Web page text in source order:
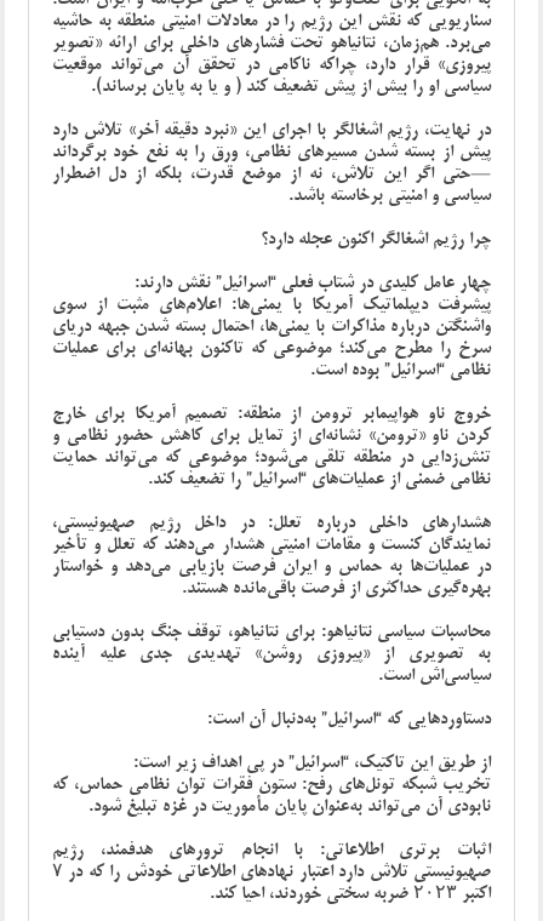
سناریویی که نقش این رژیم را در معادلات امنیتی منطقه به حاشیه
می‌برد. هم‌زمان، نتانیاهو تحت فشارهای داخلی برای ارائه «تصویر
پیروزی» قرار دارد، چراکه ناکامی در تحقق آن می‌تواند موقعیت
سیاسی‌ او را بیش از پیش تضعیف کند ( و یا به پایان برساند).
در نهایت، رژیم اشغالگر با اجرای این «نبرد دقیقه آخر» تلاش دارد
پیش از بسته شدن مسیرهای نظامی، ورق را به نفع خود برگرداند
—حتی اگر این تلاش، نه از موضع قدرت، بلکه از دل اضطرار
سیاسی و امنیتی برخاسته باشد.
چرا رژیم اشغالگر اکنون عجله دارد؟
چهار عامل کلیدی در شتاب فعلی “اسرائیل” نقش دارند:
پیشرفت دیپلماتیک آمریکا با یمنی‌ها: اعلام‌های مثبت از سوی
واشنگتن درباره مذاکرات با یمنی‌ها، احتمال بسته شدن جبهه دریای
سرخ را مطرح می‌کند؛ موضوعی که تاکنون بهانه‌ای برای عملیات
نظامی “اسرائیل” بوده است.
خروج ناو هواپیمابر ترومن از منطقه: تصمیم آمریکا برای خارج
کردن ناو «ترومن» نشانه‌ای از تمایل برای کاهش حضور نظامی و
تنش‌زدایی در منطقه تلقی می‌شود؛ موضوعی که می‌تواند حمایت
نظامی ضمنی از عملیات‌های “اسرائیل” را تضعیف کند.
هشدارهای داخلی درباره تعلل: در داخل رژیم صهیونیستی،
نمایندگان کنست و مقامات امنیتی هشدار می‌دهند که تعلل و تأخیر
در عملیات‌ها به حماس و ایران فرصت بازیابی می‌دهد و خواستار
بهره‌گیری حداکثری از فرصت باقی‌مانده هستند.
محاسبات سیاسی نتانیاهو: برای نتانیاهو، توقف جنگ بدون دستیابی
به تصویری از «پیروزی روشن» تهدیدی جدی علیه آینده
سیاسی‌اش است.
دستاوردهایی که “اسرائیل” به‌دنبال آن است:
از طریق این تاکتیک، “اسرائیل” در پی اهداف زیر است:
تخریب شبکه تونل‌های رفح: ستون فقرات توان نظامی حماس، که
نابودی آن می‌تواند به‌عنوان پایان مأموریت در غزه تبلیغ شود.
اثبات برتری اطلاعاتی: با انجام ترورهای هدفمند، رژیم
صهیونیستی تلاش دارد اعتبار نهادهای اطلاعاتی خودش را که در ۷
اکتبر ۲۰۲۳ ضربه سختی خوردند، احیا کند.